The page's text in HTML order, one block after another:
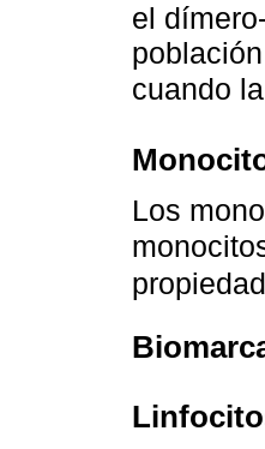
el
cuando
Los